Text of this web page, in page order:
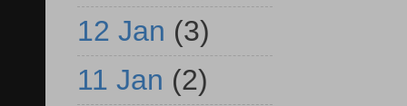
12 Jan (3)
11 Jan (2)